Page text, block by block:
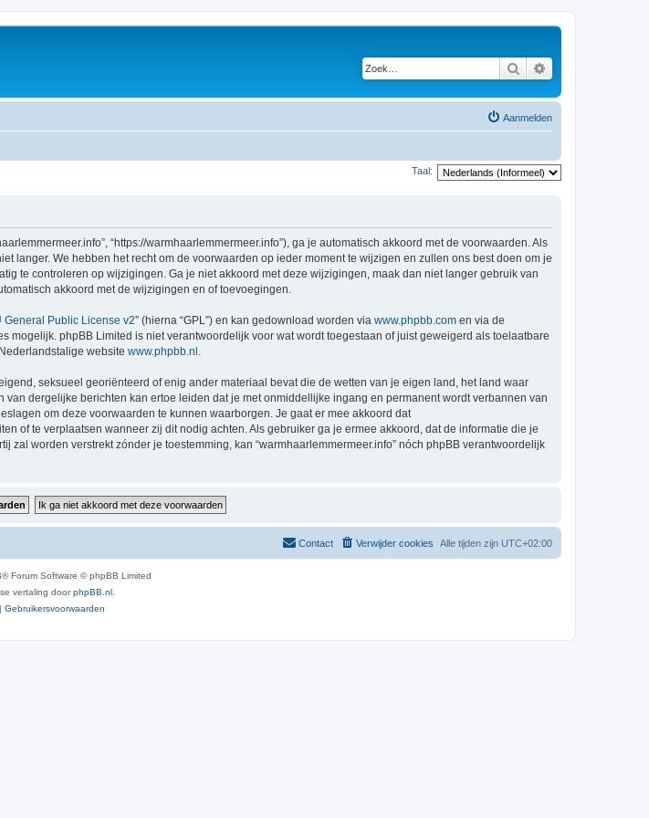
Zoek
Aanmelden
Taal:
“https://warmhaarlemmermeer.info”), ga je automatisch akkoord met de voorwaarden. Als
langer. We hebben het recht om de voorwaarden op ieder moment te wijzigen en zullen ons best doen om je
te controleren op wijzigingen. Ga je niet akkoord met deze wijzigingen, maak dan niet langer gebruik van
akkoord met de wijzigingen en of toevoegingen.
General Public License v2” (hierna “GPL”) en kan gedownload worden via www.phpbb.com en via de
mogelijk. phpBB Limited is niet verantwoordelijk voor wat wordt toegestaan of juist geweigerd als toelaatbare
website www.phpbb.nl .
seksueel georiënteerd of enig ander materiaal bevat die de wetten van je eigen land, het land waar
dergelijke berichten kan ertoe leiden dat je met onmiddellijke ingang en permanent wordt verbannen van
om deze voorwaarden te kunnen waarborgen. Je gaat er mee akkoord dat
of te verplaatsen wanneer zij dit nodig achten. Als gebruiker ga je ermee akkoord, dat de informatie die je
worden verstrekt zónder je toestemming, kan “warmhaarlemmermeer.info” nóch phpBB verantwoordelijk
Alle tijden zijn UTC+02:00
Verwijder cookies
Contact
® Forum Software © phpBB Limited
vertaling doorphpBB.nl
| Gebruikersvoorwaarden